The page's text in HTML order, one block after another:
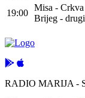
19:00
Misa -
Brijeg -
RADIO MARIJA -